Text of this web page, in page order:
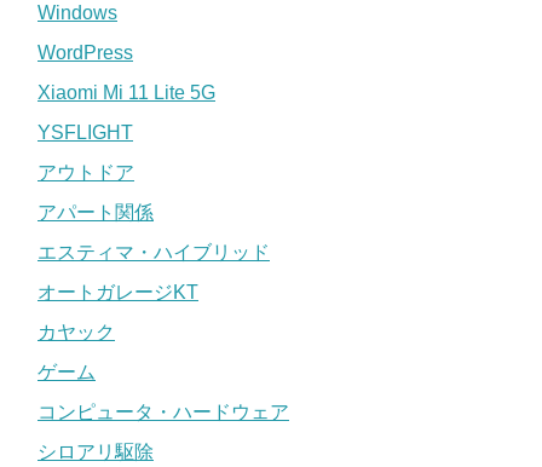
Windows
WordPress
Xiaomi Mi 11 Lite 5G
YSFLIGHT
アウトドア
アパート関係
エスティマ・ハイブリッド
オートガレージKT
カヤック
ゲーム
コンピュータ・ハードウェア
シロアリ駆除